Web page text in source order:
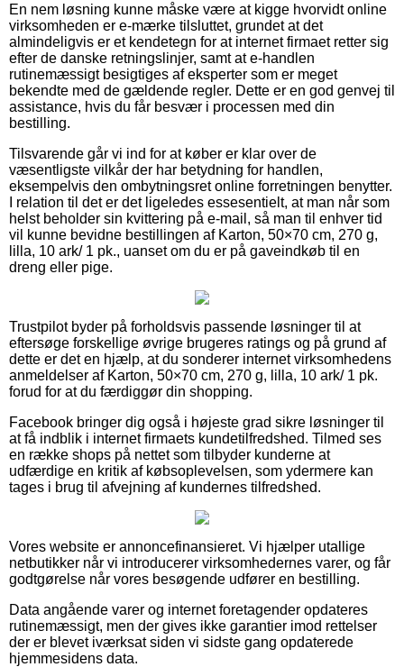
En nem løsning kunne måske være at kigge hvorvidt online
virksomheden er e-mærke tilsluttet, grundet at det
almindeligvis er et kendetegn for at internet firmaet retter sig
efter de danske retningslinjer, samt at e-handlen
rutinemæssigt besigtiges af eksperter som er meget
bekendte med de gældende regler. Dette er en god genvej til
assistance, hvis du får besvær i processen med din
bestilling.
Tilsvarende går vi ind for at køber er klar over de
væsentligste vilkår der har betydning for handlen,
eksempelvis den ombytningsret online forretningen benytter.
I relation til det er det ligeledes essesentielt, at man når som
helst beholder sin kvittering på e-mail, så man til enhver tid
vil kunne bevidne bestillingen af Karton, 50×70 cm, 270 g,
lilla, 10 ark/ 1 pk., uanset om du er på gaveindkøb til en
dreng eller pige.
Trustpilot byder på forholdsvis passende løsninger til at
eftersøge forskellige øvrige brugeres ratings og på grund af
dette er det en hjælp, at du sonderer internet virksomhedens
anmeldelser af Karton, 50×70 cm, 270 g, lilla, 10 ark/ 1 pk.
forud for at du færdiggør din shopping.
Facebook bringer dig også i højeste grad sikre løsninger til
at få indblik i internet firmaets kundetilfredshed. Tilmed ses
en række shops på nettet som tilbyder kunderne at
udfærdige en kritik af købsoplevelsen, som ydermere kan
tages i brug til afvejning af kundernes tilfredshed.
Vores website er annoncefinansieret. Vi hjælper utallige
netbutikker når vi introducerer virksomhedernes varer, og får
godtgørelse når vores besøgende udfører en bestilling.
Data angående varer og internet foretagender opdateres
rutinemæssigt, men der gives ikke garantier imod rettelser
der er blevet iværksat siden vi sidste gang opdaterede
hjemmesidens data.